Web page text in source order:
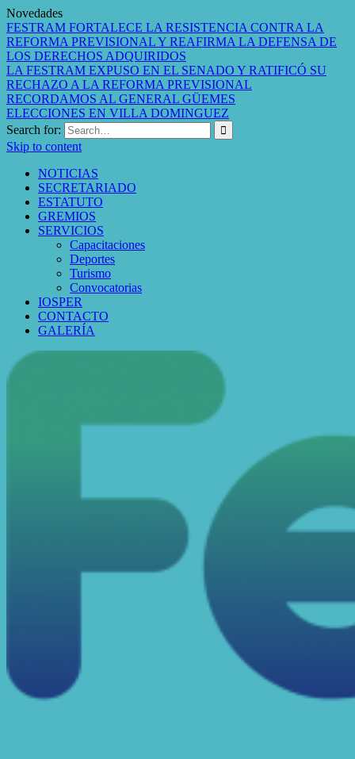
Novedades
FESTRAM FORTALECE LA RESISTENCIA CONTRA LA
REFORMA PREVISIONAL Y REAFIRMA LA DEFENSA DE
LOS DERECHOS ADQUIRIDOS
LA FESTRAM EXPUSO EN EL SENADO Y RATIFICÓ SU
RECHAZO A LA REFORMA PREVISIONAL
RECORDAMOS AL GENERAL GÜEMES
ELECCIONES EN VILLA DOMINGUEZ
Search for:
Skip to content
NOTICIAS
SECRETARIADO
ESTATUTO
GREMIOS
SERVICIOS
Capacitaciones
Deportes
Turismo
Convocatorias
IOSPER
CONTACTO
GALERÍA